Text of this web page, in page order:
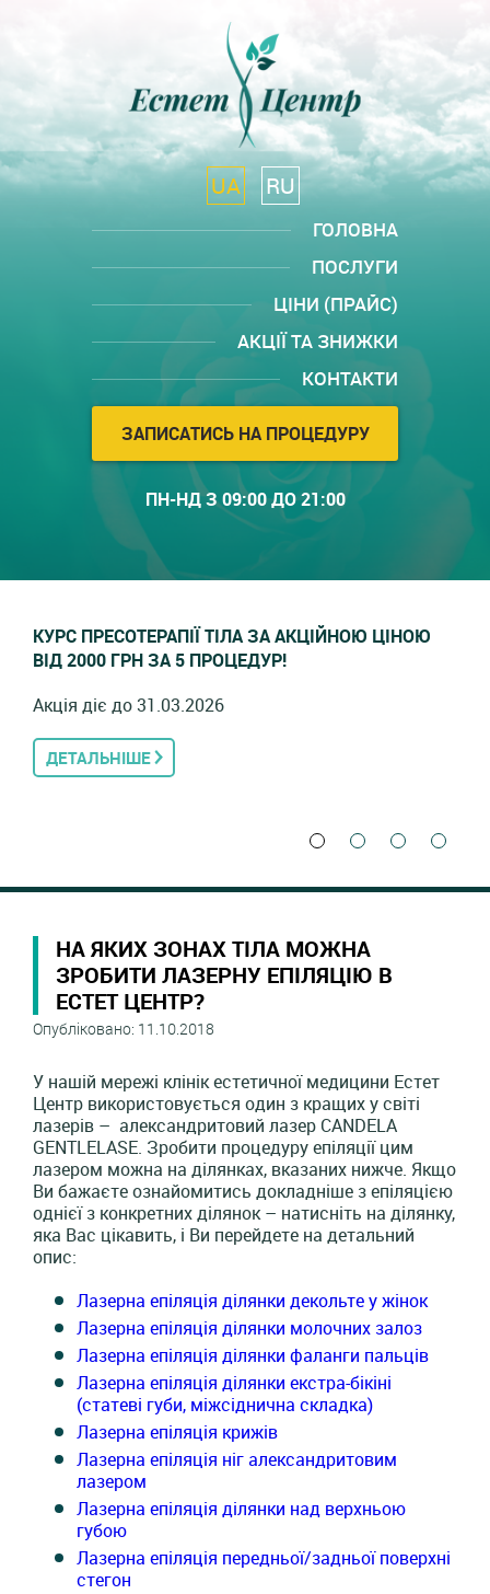
UA RU
ГОЛОВНА
ПОСЛУГИ
ЦІНИ (ПРАЙС)
АКЦІЇ ТА ЗНИЖКИ
КОНТАКТИ
ЗАПИСАТИСЬ НА ПРОЦЕДУРУ
ПН-НД З 09:00 ДО 21:00
КУРС ПРЕСОТЕРАПІЇ ТІЛА ЗА АКЦІЙНОЮ ЦІНОЮ
ВІД 2000 ГРН ЗА 5 ПРОЦЕДУР!
Акція діє до 31.03.2026
ДЕТАЛЬНІШЕ
НА ЯКИХ ЗОНАХ ТІЛА МОЖНА
ЗРОБИТИ ЛАЗЕРНУ ЕПІЛЯЦІЮ В
ЕСТЕТ ЦЕНТР?
Опубліковано: 11.10.2018
У нашій мережі клінік естетичної медицини Естет
Центр використовується один з кращих у світі
лазерів – александритовий лазер CANDELA
GENTLELASE. Зробити процедуру епіляції цим
лазером можна на ділянках, вказаних нижче. Якщо
Ви бажаєте ознайомитись докладніше з епіляцією
однієї з конкретних ділянок – натисніть на ділянку,
яка Вас цікавить, і Ви перейдете на детальний
опис:
Лазерна епіляція ділянки декольте у жінок
Лазерна епіляція ділянки молочних залоз
Лазерна епіляція ділянки фаланги пальців
Лазерна епіляція ділянки екстра-бікіні
(статеві губи, міжсіднична складка)
Лазерна епіляція крижів
Лазерна епіляція ніг александритовим
лазером
Лазерна епіляція ділянки над верхньою
губою
Лазерна епіляція передньої/задньої поверхні
стегон